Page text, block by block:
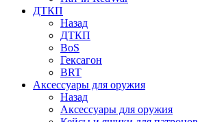
ДТКП
Назад
ДТКП
BoS
Гексагон
BRT
Аксессуары для оружия
Назад
Аксессуары для оружия